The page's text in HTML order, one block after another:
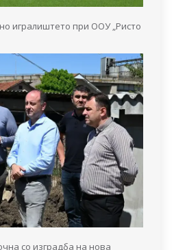
игралиштето при ООУ „Ристо
со изградба на нова